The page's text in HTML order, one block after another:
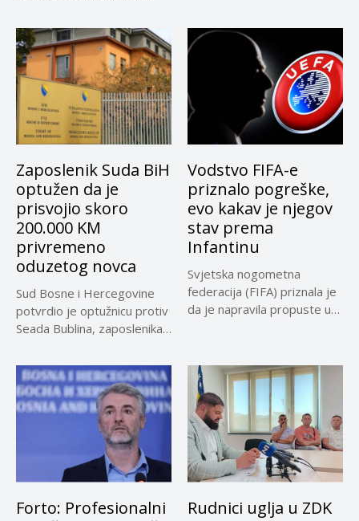
Zaposlenik Suda BiH
optužen da je
prisvojio skoro
200.000 KM
privremeno
oduzetog novca
Sud Bosne i Hercegovine
potvrdio je optužnicu protiv
Seada Bublina, zaposlenika
Vodstvo FIFA-e
priznalo pogreške,
evo kakav je njegov
stav prema
Infantinu
Svjetska nogometna
federacija (FIFA) priznala je
da je napravila propuste u
Forto: Profesionalni
Rudnici uglja u ZDK